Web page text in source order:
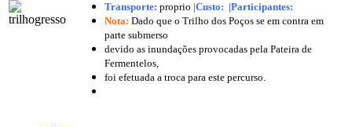
Transporte: proprio |Custo: |Participantes:
Nota: Dado que o Trilho dos Poços se em contra em
parte submerso
devido as inundações provocadas pela Pateira de
Fermentelos,
foi efetuada a troca para este percurso.